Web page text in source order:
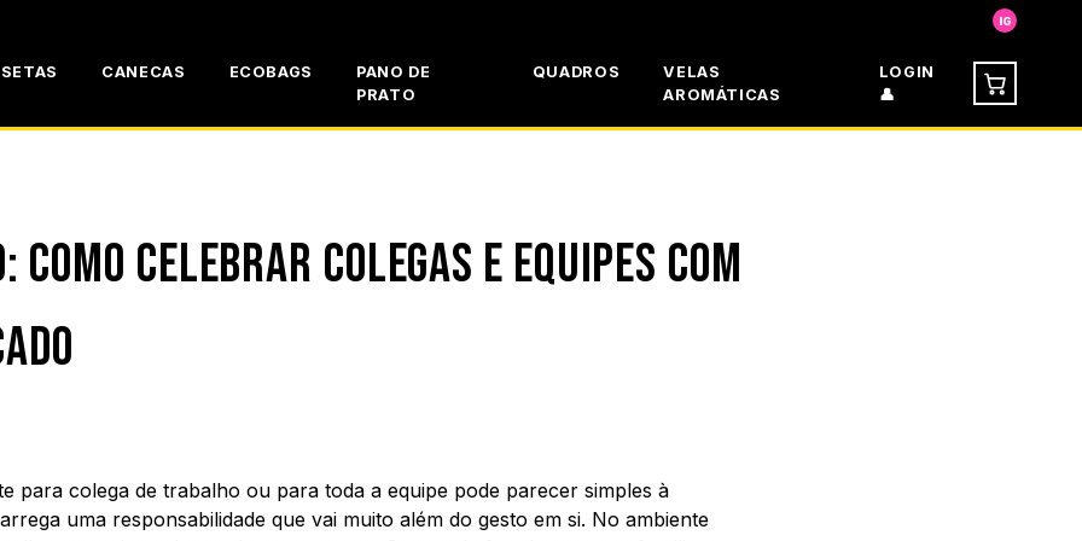
IG
CANECAS ECOBAGS
PANO DE
PRATO
QUADROS
VELAS
AROMÁTICAS
LOGIN
👤
CELEBRAR COLEGAS E EQUIPES COM
para colega de trabalho ou para toda a equipe pode parecer simples à
uma responsabilidade que vai muito além do gesto em si. No ambiente